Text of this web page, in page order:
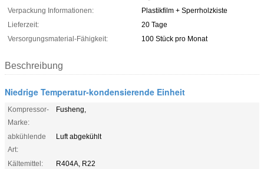
Verpackung Informationen:
Plastikfilm + Sperrholzkiste
Lieferzeit:
20 Tage
Versorgungsmaterial-Fähigkeit:
100 Stück pro Monat
Beschreibung
Niedrige Temperatur-kondensierende Einheit
Kompressor-
Marke:
Fusheng,
abkühlende
Art:
Luft abgekühlt
Kältemittel:
R404A, R22